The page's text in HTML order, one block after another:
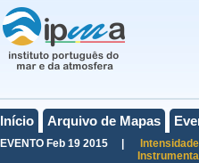
Início Arquivo de Mapas
EVENTO Feb 19 2015
Intensidade
Instrumental